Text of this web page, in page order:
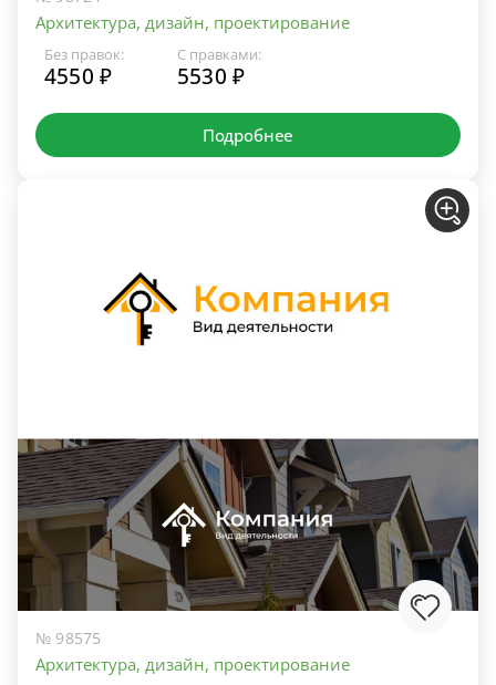
Архитектура, дизайн, проектирование
Без правок:
4550 ₽
С правками:
5530 ₽
Подробнее
№ 98575
Архитектура, дизайн, проектирование